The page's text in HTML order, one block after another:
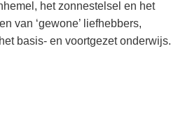
het zonnestelsel en het
van ‘gewone’ liefhebbers,
basis- en voortgezet onderwijs.